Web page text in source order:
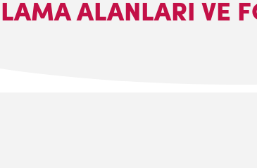
ALANLARI VE